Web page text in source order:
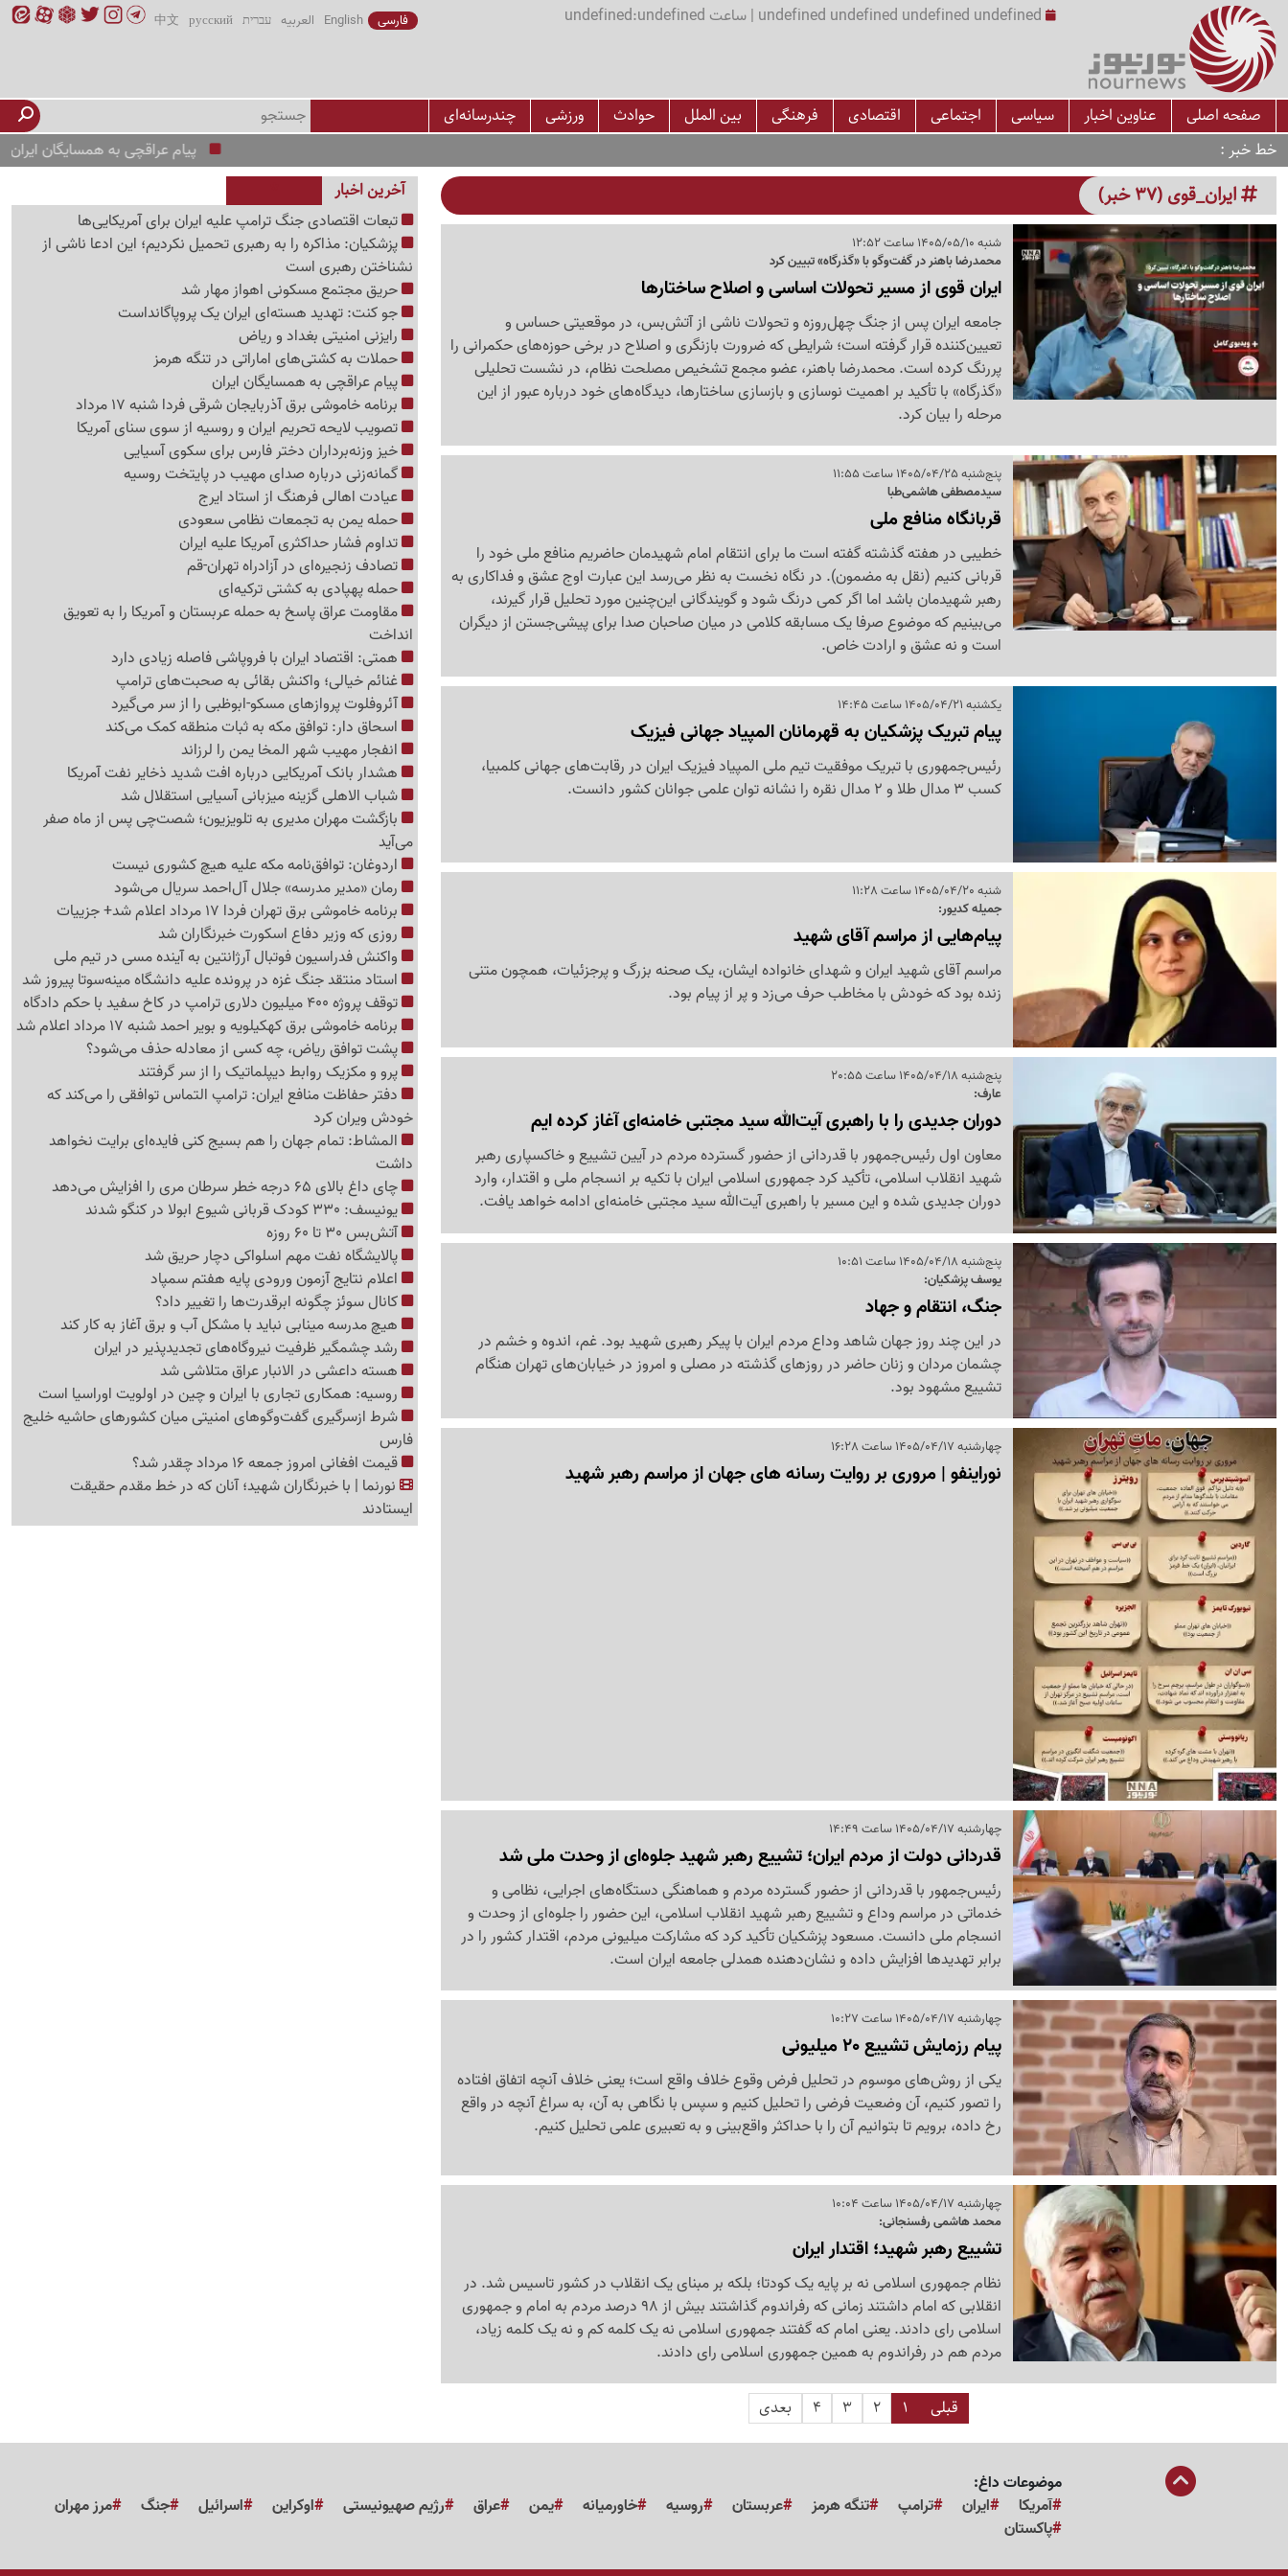
undefined undefined undefined undefined | ساعت undefined:undefined فارسی English العربیه עברית русский
中文
صفحه اصلی عناوین اخبار سیاسی اجتماعی اقتصادی فرهنگی بین الملل حوادث ورزشی
چندرسانه‌ای
خط خبر
پیام عراقچی به همسایگان ایران
ایران_قوی (37 خبر)
شنبه 1405/05/10 ساعت 12:52
محمدرضا باهنر در گفت‌وگو با «گذرگاه» تبیین کرد
ایران قوی از مسیر تحولات اساسی و اصلاح ساختارها
جامعه ایران پس از جنگ چهل‌روزه و تحولات ناشی از آتش‌بس، در موقعیتی حساس و
تعیین‌کننده قرار گرفته است؛ شرایطی که ضرورت بازنگری و اصلاح در برخی حوزه‌های حکمرانی را
پررنگ کرده است. محمدرضا باهنر، عضو مجمع تشخیص مصلحت نظام، در نشست تحلیلی
«گذرگاه» با تأکید بر اهمیت نوسازی و بازسازی ساختارها، دیدگاه‌های خود درباره عبور از این
مرحله را بیان کرد.
پنج‌شنبه 1405/04/25 ساعت 11:55
سیدمصطفی هاشمی‌طبا
قربانگاه منافع ملی
خطیبی در هفته گذشته گفته است ما برای انتقام امام شهیدمان حاضریم منافع ملی خود را
قربانی کنیم (نقل به مضمون). در نگاه نخست به نظر می‌رسد این عبارت اوج عشق و فداکاری به
رهبر شهیدمان باشد اما اگر کمی درنگ شود و گویندگانی این‌چنین مورد تحلیل قرار گیرند،
می‌بینیم که موضوع صرفا یک مسابقه کلامی در میان صاحبان صدا برای پیشی‌جستن از دیگران
است و نه عشق و ارادت خاص.
یکشنبه 1405/04/21 ساعت 14:45
پیام تبریک پزشکیان به قهرمانان المپیاد جهانی فیزیک
رئیس‌جمهوری با تبریک موفقیت تیم ملی المپیاد فیزیک ایران در رقابت‌های جهانی کلمبیا،
کسب 3 مدال طلا و 2 مدال نقره را نشانه توان علمی جوانان کشور دانست.
شنبه 1405/04/20 ساعت 11:28
جمیله کدیور:
پیام‌هایی از مراسم آقای شهید
مراسم آقای شهید ایران و شهدای خانواده ایشان، یک صحنه بزرگ و پرجزئیات، همچون متنی
زنده بود که خودش با مخاطب حرف می‌زد و پر از پیام بود.
پنج‌شنبه 1405/04/18 ساعت 20:55
عارف:
دوران جدیدی را با راهبری آیت‌الله سید مجتبی خامنه‌ای آغاز کرده ایم
معاون اول رئیس‌جمهور با قدردانی از حضور گسترده مردم در آیین تشییع و خاکسپاری رهبر
شهید انقلاب اسلامی، تأکید کرد جمهوری اسلامی ایران با تکیه بر انسجام ملی و اقتدار، وارد
دوران جدیدی شده و این مسیر با راهبری آیت‌الله سید مجتبی خامنه‌ای ادامه خواهد یافت.
پنج‌شنبه 1405/04/18 ساعت 10:51
یوسف پزشکیان:
جنگ، انتقام و جهاد
در این چند روز جهان شاهد وداع مردم ایران با پیکر رهبری شهید بود. غم، اندوه و خشم در
چشمان مردان و زنان حاضر در روزهای گذشته در مصلی و امروز در خیابان‌های تهران هنگام
تشییع مشهود بود.
چهارشنبه 1405/04/17 ساعت 16:28
نوراینفو | مروری بر روایت رسانه های جهان از مراسم رهبر شهید
چهارشنبه 1405/04/17 ساعت 14:49
قدردانی دولت از مردم ایران؛ تشییع رهبر شهید جلوه‌ای از وحدت ملی شد
رئیس‌جمهور با قدردانی از حضور گسترده مردم و هماهنگی دستگاه‌های اجرایی، نظامی و
خدماتی در مراسم وداع و تشییع رهبر شهید انقلاب اسلامی، این حضور را جلوه‌ای از وحدت و
انسجام ملی دانست. مسعود پزشکیان تأکید کرد که مشارکت میلیونی مردم، اقتدار کشور را در
برابر تهدیدها افزایش داده و نشان‌دهنده همدلی جامعه ایران است.
چهارشنبه 1405/04/17 ساعت 10:27
پیام رزمایش تشییع 20 میلیونی
یکی از روش‌های موسوم در تحلیل فرض وقوع خلاف واقع است؛ یعنی خلاف آنچه اتفاق افتاده
را تصور کنیم، آن وضعیت فرضی را تحلیل کنیم و سپس با نگاهی به آن، به سراغ آنچه در واقع
رخ داده، برویم تا بتوانیم آن را با حداکثر واقع‌بینی و به تعبیری علمی تحلیل کنیم.
چهارشنبه 1405/04/17 ساعت 10:04
محمد هاشمی رفسنجانی:
تشییع رهبر شهید؛ اقتدار ایران
نظام جمهوری اسلامی نه بر پایه یک کودتا؛ بلکه بر مبنای یک انقلاب در کشور تاسیس شد. در
انقلابی که امام داشتند زمانی که رفراندوم گذاشتند بیش از 98 درصد مردم به امام و جمهوری
اسلامی رای دادند. یعنی امام که گفتند جمهوری اسلامی نه یک کلمه کم و نه یک کلمه زیاد،
مردم هم در رفراندوم به همین جمهوری اسلامی رای دادند.
قبلی 1
2
3
4 بعدی
آخرین اخبار
تبعات اقتصادی جنگ ترامپ علیه ایران برای آمریکایی‌ها
پزشکیان: مذاکره را به رهبری تحمیل نکردیم؛ این ادعا ناشی از
نشناختن رهبری است
حریق مجتمع مسکونی اهواز مهار شد
جو کنت: تهدید هسته‌ای ایران یک پروپاگانداست
رایزنی امنیتی بغداد و ریاض
حملات به کشتی‌های اماراتی در تنگه هرمز
پیام عراقچی به همسایگان ایران
برنامه خاموشی برق آذربایجان شرقی فردا شنبه 17 مرداد
تصویب لایحه تحریم ایران و روسیه از سوی سنای آمریکا
خیز وزنه‌برداران دختر فارس برای سکوی آسیایی
گمانه‌زنی درباره صدای مهیب در پایتخت روسیه
عیادت اهالی فرهنگ از استاد ایرج
حمله یمن به تجمعات نظامی سعودی
تداوم فشار حداکثری آمریکا علیه ایران
تصادف زنجیره‌ای در آزادراه تهران-قم
حمله پهپادی به کشتی ترکیه‌ای
مقاومت عراق پاسخ به حمله عربستان و آمریکا را به تعویق
انداخت
همتی: اقتصاد ایران با فروپاشی فاصله زیادی دارد
غنائم خیالی؛ واکنش بقائی به صحبت‌های ترامپ
آئروفلوت پروازهای مسکو-ابوظبی را از سر می‌گیرد
اسحاق دار: توافق مکه به ثبات منطقه کمک می‌کند
انفجار مهیب شهر المخا یمن را لرزاند
هشدار بانک آمریکایی درباره افت شدید ذخایر نفت آمریکا
شباب الاهلی گزینه میزبانی آسیایی استقلال شد
بازگشت مهران مدیری به تلویزیون؛ شصت‌چی پس از ماه صفر
می‌آید
اردوغان: توافق‌نامه مکه علیه هیچ کشوری نیست
رمان «مدیر مدرسه» جلال آل‌احمد سریال می‌شود
برنامه خاموشی برق تهران فردا 17 مرداد اعلام شد+ جزییات
روزی که وزیر دفاع اسکورت خبرنگاران شد
واکنش فدراسیون فوتبال آرژانتین به آینده مسی در تیم ملی
استاد منتقد جنگ غزه در پرونده علیه دانشگاه مینه‌سوتا پیروز شد
توقف پروژه 400 میلیون دلاری ترامپ در کاخ سفید با حکم دادگاه
برنامه خاموشی برق کهکیلویه و بویر احمد شنبه 17 مرداد اعلام شد
پشت توافق ریاض، چه کسی از معادله حذف می‌شود؟
پرو و مکزیک روابط دیپلماتیک را از سر گرفتند
دفتر حفاظت منافع ایران: ترامپ التماس توافقی را می‌کند که
خودش ویران کرد
المشاط: تمام جهان را هم بسیج کنی فایده‌ای برایت نخواهد
داشت
چای داغ بالای 65 درجه خطر سرطان مری را افزایش می‌دهد
یونیسف: 330 کودک قربانی شیوع ابولا در کنگو شدند
آتش‌بس 30 تا 60 روزه
پالایشگاه نفت مهم اسلواکی دچار حریق شد
اعلام نتایج آزمون ورودی پایه هفتم سمپاد
کانال سوئز چگونه ابرقدرت‌ها را تغییر داد؟
هیچ مدرسه مینابی نباید با مشکل آب و برق آغاز به کار کند
رشد چشمگیر ظرفیت نیروگاه‌های تجدیدپذیر در ایران
هسته داعشی در الانبار عراق متلاشی شد
روسیه: همکاری تجاری با ایران و چین در اولویت اوراسیا است
شرط ازسرگیری گفت‌وگوهای امنیتی میان کشورهای حاشیه خلیج
فارس
قیمت افغانی امروز جمعه 16 مرداد چقدر شد؟
نورنما | با خبرنگاران شهید؛ آنان که در خط مقدم حقیقت
ایستادند
موضوعات داغ:
آمریکا
ایران ترامپ تنگه هرمز عربستان روسیه خاورمیانه یمن عراق رژیم صهیونیستی اوکراین اسرائیل جنگ
مرز مهران
پاکستان